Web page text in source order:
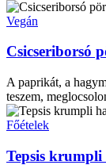
Vegán
Csicseriborsó
A paprikát, a
teszem,
Főételek
Tepsis krumpli